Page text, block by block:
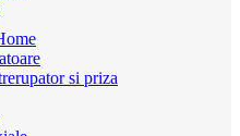
si priza